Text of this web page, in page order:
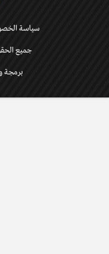
سياسة
جميع
برمجة